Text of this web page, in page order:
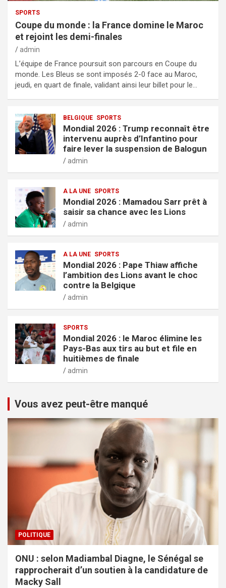
SPORTS
Coupe du monde : la France domine le Maroc
et rejoint les demi-finales
admin
L’équipe de France poursuit son parcours en Coupe du
monde. Les Bleus se sont imposés 2-0 face au Maroc,
jeudi, en quart de finale, validant ainsi leur billet pour le…
BELGIQUE SPORTS
Mondial 2026 : Trump reconnaît être
intervenu auprès d’Infantino pour
faire lever la suspension de Balogun
admin
A LA UNE SPORTS
Mondial 2026 : Mamadou Sarr prêt à
saisir sa chance avec les Lions
admin
A LA UNE SPORTS
Mondial 2026 : Pape Thiaw affiche
l’ambition des Lions avant le choc
contre la Belgique
admin
SPORTS
Mondial 2026 : le Maroc élimine les
Pays-Bas aux tirs au but et file en
huitièmes de finale
admin
Vous avez peut-être manqué
POLITIQUE
ONU : selon Madiambal Diagne, le Sénégal se
rapprocherait d’un soutien à la candidature de
Macky Sall